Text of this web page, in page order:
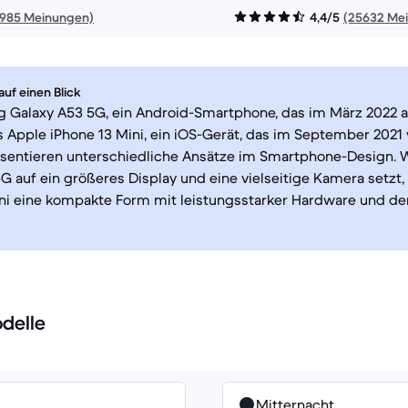
Meinungen) 4,4/5 (25632
einen Blick
Galaxy A53 5G, ein Android-Smartphone, das im März 2022
Apple iPhone 13 Mini, ein iOS-Gerät, das im September
unterschiedliche Ansätze im Smartphone-Design.
auf ein größeres Display und eine vielseitige Kamera
eine kompakte Form mit leistungsstarker Hardware und
Mitternacht